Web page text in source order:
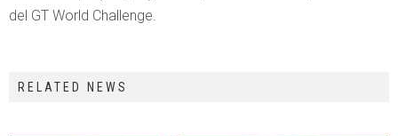
del GT World Challenge.
RELATED NEWS